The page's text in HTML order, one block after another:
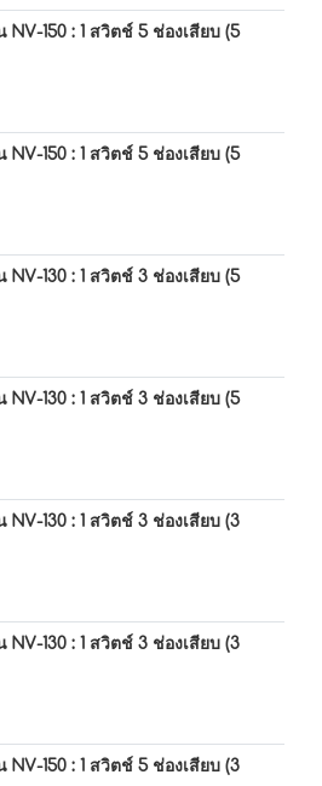
NV-150 : 1 สวิตช์ 5 ช่องเสียบ (5
NV-150 : 1 สวิตช์ 5 ช่องเสียบ (5
NV-130 : 1 สวิตช์ 3 ช่องเสียบ (5
NV-130 : 1 สวิตช์ 3 ช่องเสียบ (5
NV-130 : 1 สวิตช์ 3 ช่องเสียบ (3
NV-130 : 1 สวิตช์ 3 ช่องเสียบ (3
NV-150 : 1 สวิตช์ 5 ช่องเสียบ (3